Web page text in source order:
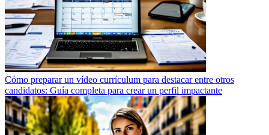
Cómo preparar un vídeo currículum para destacar entre otros
candidatos: Guía completa para crear un perfil impactante